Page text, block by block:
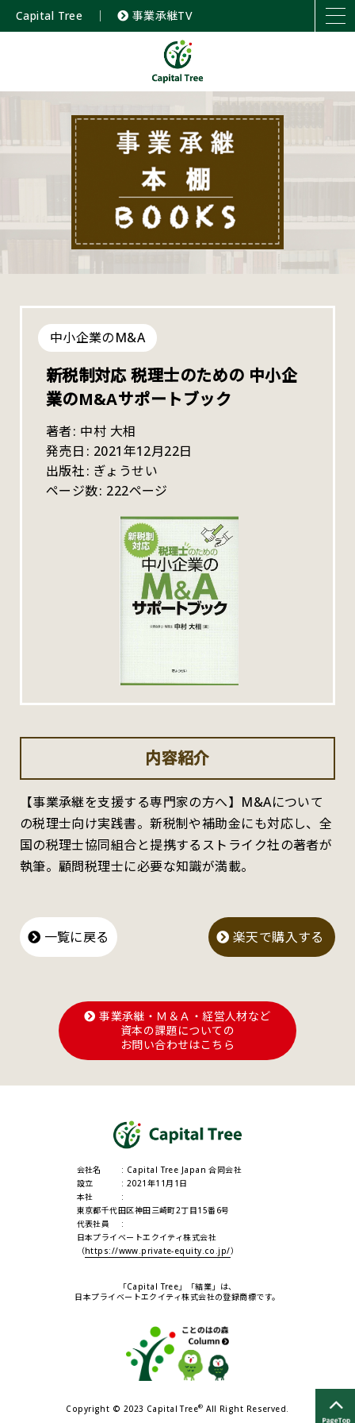
Capital Tree ｜ 事業承継TV
中小企業のM&A
新税制対応 税理士のための 中小企
業のM&Aサポートブック
著者 中村 大相
発売日
2021年12月22日
出版社 ぎょうせい
ページ数 222ページ
内容紹介
【事業承継を支援する専門家の方へ】M&Aについて
の税理士向け実践書。新税制や補助金にも対応し、全
国の税理士協同組合と提携するストライク社の著者が
執筆。顧問税理士に必要な知識が満載。
一覧に戻る 楽天で購入する
事業承継・Ｍ＆Ａ・経営人材など
資本の課題についての
お問い合わせはこちら
会社名
Capital Tree Japan 合同会社
設立
2021年11月1日
本社
東京都千代田区神田三崎町2丁目15番6号
代表社員
日本プライベートエクイティ株式会社
（https://www.private-equity.co.jp/）
「Capital Tree」「結業」は、
日本プライベートエクイティ株式会社の登録商標です。
Copyright © 2023 Capital Tree® All Right Reserved.